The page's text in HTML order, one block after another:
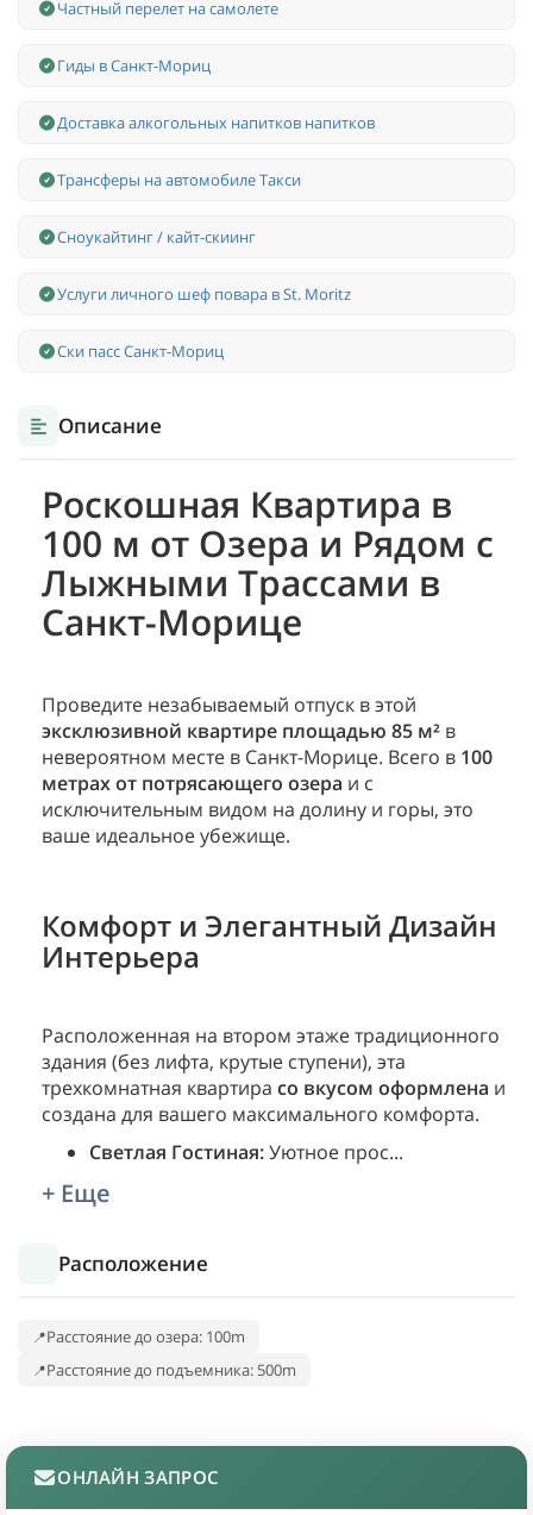
Частный перелет на самолете
Гиды в Санкт-Мориц
Доставка алкогольных напитков напитков
Трансферы на автомобиле Такси
Сноукайтинг / кайт-скиинг
Услуги личного шеф повара в St. Moritz
Ски пасс Санкт-Мориц
Описание
Роскошная Квартира в
100 м от Озера и Рядом с
Лыжными Трассами в
Санкт-Морице
Проведите незабываемый отпуск в этой
эксклюзивной квартире площадью 85 м² в
невероятном месте в Санкт-Морице. Всего в 100
метрах от потрясающего озера и с
исключительным видом на долину и горы, это
ваше идеальное убежище.
Комфорт и Элегантный Дизайн
Интерьера
Расположенная на втором этаже традиционного
здания (без лифта, крутые ступени), эта
трехкомнатная квартира со вкусом оформлена и
создана для вашего максимального комфорта.
Светлая Гостиная:Уютное прос...
+ Еще
Расположение
Расстояние до озера: 100m
Расстояние до подъемника: 500m
ОНЛАЙН ЗАПРОС